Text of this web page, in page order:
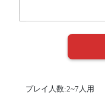
プレイ人数:2~7人用